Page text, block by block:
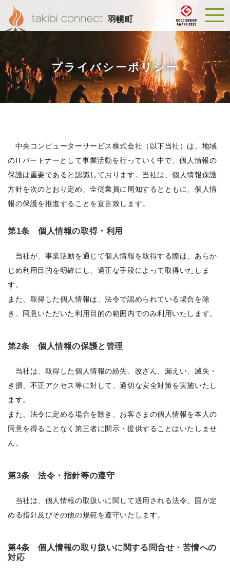
羽幌町
プライバシーポリシー
中央コンピューターサービス株式会社（以下当社）は、地域
のITパートナーとして事業活動を行っていく中で、個人情報の
保護は重要であると認識しております。当社は、個人情報保護
方針を次のとおり定め、全従業員に周知するとともに、個人情
報の保護を推進することを宣言致します。
第1条 個人情報の取得・利用
当社が、事業活動を通じて個人情報を取得する際は、あらか
じめ利用目的を明確にし、適正な手段によって取得いたしま
す。
また、取得した個人情報は、法令で認められている場合を除
き、同意いただいた利用目的の範囲内でのみ利用いたします。
第2条 個人情報の保護と管理
当社は、取得した個人情報の紛失、改ざん、漏えい、滅失・
き損、不正アクセス等に対して、適切な安全対策を実施いたし
ます。
また、法令に定める場合を除き、お客さまの個人情報を本人の
同意を得ることなく第三者に開示・提供することはいたしませ
ん。
第3条 法令・指針等の遵守
当社は、個人情報の取扱いに関して適用される法令、国が定
める指針及びその他の規範を遵守いたします。
第4条 個人情報の取り扱いに関する問合せ・苦情への
対応